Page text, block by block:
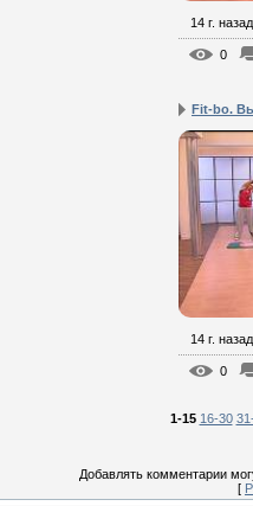
14 г. назад
0
Fit-bo.
14 г. назад
0
1-15 16-30
Добавлять комментарии
[